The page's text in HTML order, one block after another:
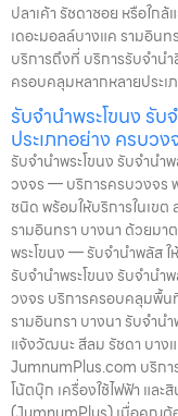
เราให้ราคาสูง พร้อมจ่ายเงิ
กล้องวงจรปิด CCTV ทุกมุ
อบรม ประกันความเสียหาย
ลับ คำแนะนำสำหรับผู้ใช้บริก
แบตเตอรี่นานนับเดือน ไถ่ถ
ปัญหา ลิงก์ที่เกี่ยวข้อง รับจำ
ปลาเค้า รัชดาซอย หรือใก
เดอะมอลล์บางแค รามอิน
บริการถึงที่ บริการรับจำน
ครอบคลุมหลากหลายประ
รับจำนำพระโขนง รั
ประเภทอย่าง ครบวง
รับจำนำพระโขนง รับจำนำ
วงจร — บริการครบวงจร
ชนิด พร้อมให้บริการในเข
รามอินทรา บางนา ด้วยมา
พระโขนง — รับจำนำพลัส
รับจำนำพระโขนง รับจำนำ
วงจร บริการครอบคลุมพื้น
รามอินทรา บางนา รับจำน
แจ้งวัฒนะ สีลม รัชดา บาง
JumnumPlus.com บริกา
โน้ตบุ๊ก เครื่องใช้ไฟฟ้า แล